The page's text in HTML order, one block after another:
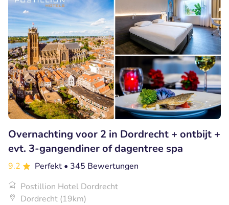
Overnachting voor 2 in Dordrecht + ontbijt +
evt. 3-gangendiner of dagentree spa
9.2 Perfekt • 345 Bewertungen
Postillion Hotel Dordrecht
Dordrecht (19km)